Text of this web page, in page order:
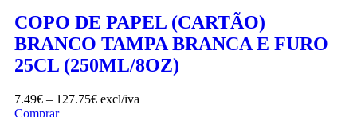
COPO DE PAPEL (CARTÃO)
BRANCO TAMPA BRANCA E FURO
25CL (250ML/8OZ)
7.49€ – 127.75€ excl/iva
Comprar